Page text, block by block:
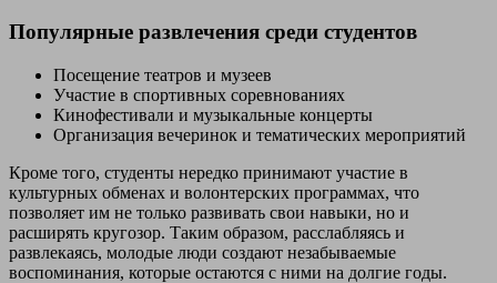
Популярные развлечения среди студентов
Посещение театров и музеев
Участие в спортивных соревнованиях
Кинофестивали и музыкальные концерты
Организация вечеринок и тематических мероприятий
Кроме того, студенты нередко принимают участие в
культурных обменах и волонтерских программах, что
позволяет им не только развивать свои навыки, но и
расширять кругозор. Таким образом, расслабляясь и
развлекаясь, молодые люди создают незабываемые
воспоминания, которые остаются с ними на долгие годы.